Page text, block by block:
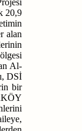
20,9
alan
Al-
DSİ
bir